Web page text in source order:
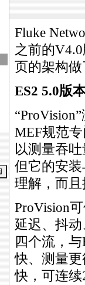
Fluke
之前的
页的架构
ES2 5.0版
“ProVision
MEF规范
以测量吞
但它的安
理解，而
ProVision
延迟、抖
四个流，
快、测量
快，可连